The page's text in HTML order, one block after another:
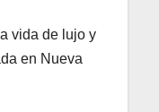
vida de lujo y
en Nueva